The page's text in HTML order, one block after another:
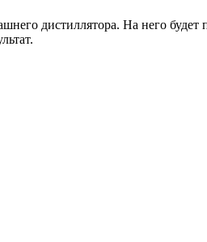
дистиллятора. На него будет